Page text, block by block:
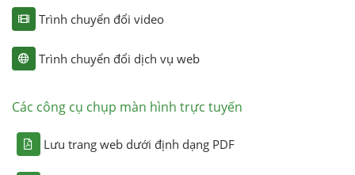
Trình chuyển đổi video
Trình chuyển đổi dịch vụ web
Các công cụ chụp màn hình trực tuyến
Lưu trang web dưới định dạng PDF